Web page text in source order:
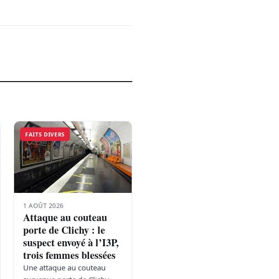
FAITS DIVERS
1 AOÛT 2026
Attaque au couteau
porte de Clichy : le
suspect envoyé à l’I3P,
trois femmes blessées
Une attaque au couteau